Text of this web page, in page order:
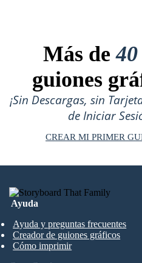
Más de
guiones
¡Sin Descargas, sin
de Iniciar
CREAR MI PRIMER
Ayuda
Ayuda y preguntas frecuentes
Creador de guiones gráficos
Cómo imprimir